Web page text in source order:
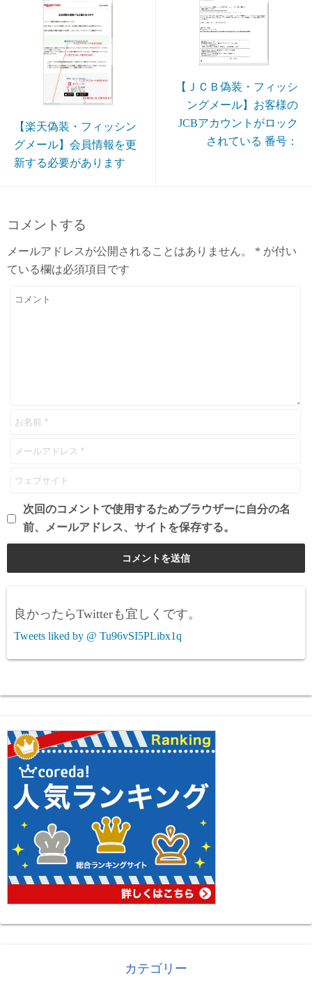
【楽天偽装・フィッシン
グメール】会員情報を更
新する必要があります
【ＪＣＢ偽装・フィッシ
ングメール】お客様の
JCBアカウントがロック
されている 番号：
コメントする
メールアドレスが公開されることはありません。 * が付い
ている欄は必須項目です
次回のコメントで使用するためブラウザーに自分の名
前、メールアドレス、サイトを保存する。
良かったらTwitterも宜しくです。
Tweets liked by @ Tu96vSI5PLibx1q
カテゴリー